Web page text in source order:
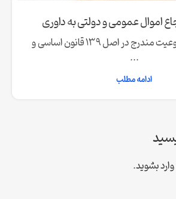
اموال عمومی و دولتی به داوری
در خصوص ممنوعیت مندرج در اصل 139 قانون اساسی و
...
ادامه مطلب
وارد بشوید.